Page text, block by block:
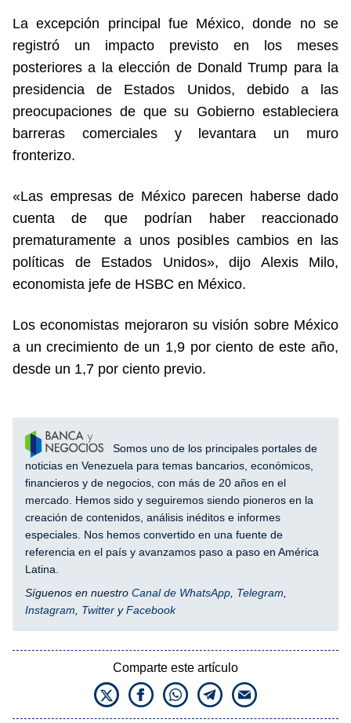
La excepción principal fue México, donde no se
registró un impacto previsto en los meses
posteriores a la elección de Donald Trump para la
presidencia de Estados Unidos, debido a las
preocupaciones de que su Gobierno estableciera
barreras comerciales y levantara un muro
fronterizo.
«Las empresas de México parecen haberse dado
cuenta de que podrían haber reaccionado
prematuramente a unos posibles cambios en las
políticas de Estados Unidos», dijo Alexis Milo,
economista jefe de HSBC en México.
Los economistas mejoraron su visión sobre México
a un crecimiento de un 1,9 por ciento de este año,
desde un 1,7 por ciento previo.
Somos uno de los principales portales de
noticias en Venezuela para temas bancarios, económicos,
financieros y de negocios, con más de 20 años en el
mercado. Hemos sido y seguiremos siendo pioneros en la
creación de contenidos, análisis inéditos e informes
especiales. Nos hemos convertido en una fuente de
referencia en el país y avanzamos paso a paso en América
Latina.
Síguenos en nuestro Canal de WhatsApp, Telegram,
Instagram, Twitter yFacebook
Comparte este artículo